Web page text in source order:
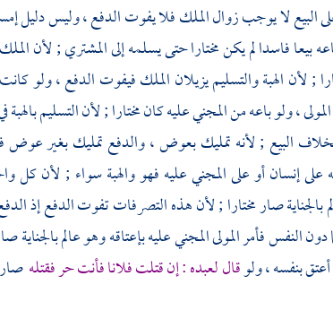
البيع لا يوجب زوال الملك فلا يفوت الدفع ، وليس دليل
بيعا فاسدا لم يكن مختارا حتى يسلمه إلى المشتري ; لأن
; لأن الهبة والتسليم يزيلان الملك فيفوت الدفع ، ولو
، ولو باعه من المجني عليه كان مختارا ; لأن التسليم
البيع ; لأنه تمليك بعوض ، والدفع تمليك بغير عوض
إنسان أو على المجني عليه فهو والهبة سواء ; لأن كل
بالجناية صار مختارا ; لأن هذه التصرفات تفوت الدفع إذ
النفس فأمر المولى المجني عليه بإعتاقه وهو عالم
أعتق بنفسه ، ولوقال لعبده : إن قتلت فلانا فأنت حر فقتله